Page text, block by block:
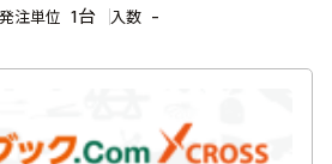
発注単位 1台 入数 -